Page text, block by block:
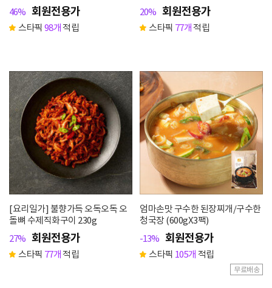
46% 회원전용가
스타픽 98개적립
20% 회원전용가
스타픽 77개적립
[요리일가] 불향가득 오독오독 오
돌뼈 수제직화구이 230g
27% 회원전용가
스타픽 77개적립
엄마손맛 구수한 된장찌개/구수한
청국장 (600gX3팩)
-13% 회원전용가
스타픽 105개 적립
무료배송